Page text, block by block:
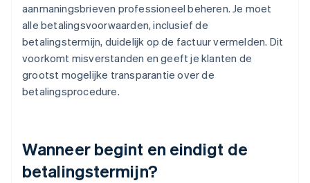
aanmaningsbrieven professioneel beheren. Je moet
alle betalingsvoorwaarden, inclusief de
betalingstermijn, duidelijk op de factuur vermelden. Dit
voorkomt misverstanden en geeft je klanten de
grootst mogelijke transparantie over de
betalingsprocedure.
Wanneer begint en eindigt de
betalingstermijn?